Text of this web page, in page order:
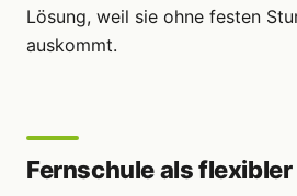
Lösung, weil sie ohne festen
auskommt.
Fernschule als flexibler